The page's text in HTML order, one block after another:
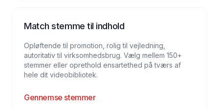
Match stemme til indhold
Opløftende til promotion, rolig til vejledning,
autoritativ til virksomhedsbrug. Vælg mellem 150+
stemmer eller oprethold ensartethed på tværs af
hele dit videobibliotek.
Gennemse stemmer